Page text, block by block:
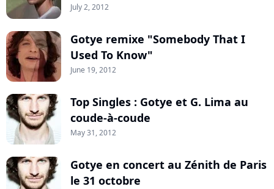
July 2, 2012
Gotye remixe "Somebody That I
Used To Know"
June 19, 2012
Top Singles : Gotye et G. Lima au
coude-à-coude
May 31, 2012
Gotye en concert au Zénith de Paris
le 31 octobre